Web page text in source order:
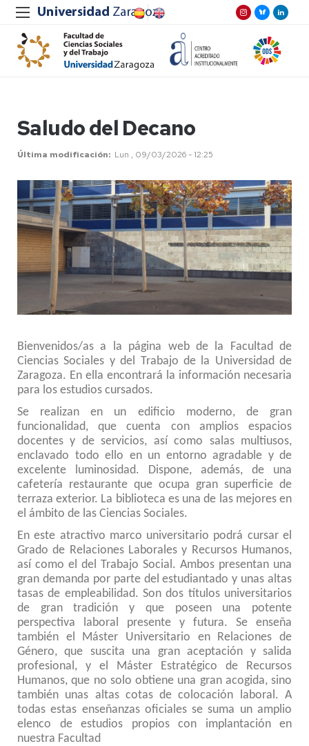
Saludo del Decano
Última modificación Lun , 09/03/2026 - 12:25
Bienvenidos/as a la página web de la Facultad de
Ciencias Sociales y del Trabajo de la Universidad de
Zaragoza. En ella encontrará la información necesaria
para los estudios cursados.
Se realizan en un edificio moderno, de gran
funcionalidad, que cuenta con amplios espacios
docentes y de servicios, así como salas multiusos,
enclavado todo ello en un entorno agradable y de
excelente luminosidad. Dispone, además, de una
cafetería restaurante que ocupa gran superficie de
terraza exterior. La biblioteca es una de las mejores en
el ámbito de las Ciencias Sociales.
En este atractivo marco universitario podrá cursar el
Grado de Relaciones Laborales y Recursos Humanos,
así como el del Trabajo Social. Ambos presentan una
gran demanda por parte del estudiantado y unas altas
tasas de empleabilidad. Son dos títulos universitarios
de gran tradición y que poseen una potente
perspectiva laboral presente y futura. Se enseña
también el Máster Universitario en Relaciones de
Género, que suscita una gran aceptación y salida
profesional, y el Máster Estratégico de Recursos
Humanos, que no solo obtiene una gran acogida, sino
también unas altas cotas de colocación laboral. A
todas estas enseñanzas oficiales se suma un amplio
elenco de estudios propios con implantación en
nuestra Facultad